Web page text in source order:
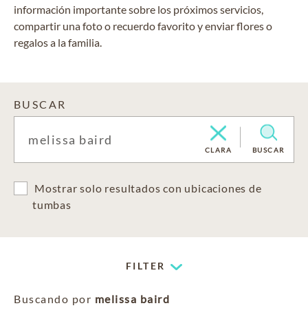
información importante sobre los próximos servicios,
compartir una foto o recuerdo favorito y enviar flores o
regalos a la familia.
BUSCAR
CLARA BUSCAR
Mostrar solo resultados con ubicaciones de
tumbas
FILTER
Buscando por melissa baird